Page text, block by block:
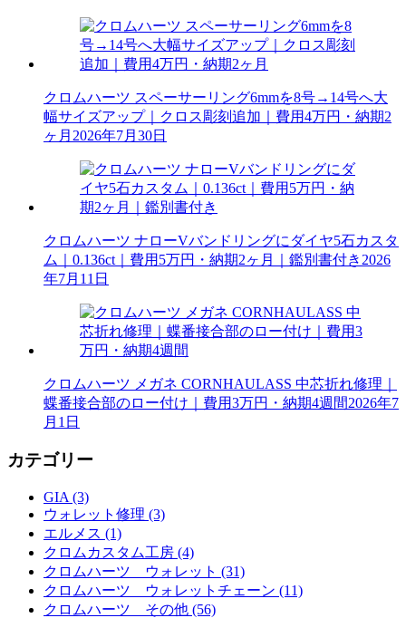
クロムハーツ スペーサーリング6mmを8号→14号へ大
幅サイズアップ｜クロス彫刻追加｜費用4万円・納期2
ヶ月 2026年7月30日
クロムハーツ ナローVバンドリングにダイヤ5石カスタ
ム｜0.136ct｜費用5万円・納期2ヶ月｜鑑別書付き 2026
年7月11日
クロムハーツ メガネ CORNHAULASS 中芯折れ修理｜
蝶番接合部のロー付け｜費用3万円・納期4週間2026年7
月1日
カテゴリー
GIA (3)
ウォレット修理 (3)
エルメス (1)
クロムカスタム工房 (4)
クロムハーツ ウォレット (31)
クロムハーツ ウォレットチェーン (11)
クロムハーツ その他 (56)